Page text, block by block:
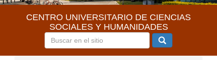
CENTRO UNIVERSITARIO DE CIENCIAS
SOCIALES Y HUMANIDADES